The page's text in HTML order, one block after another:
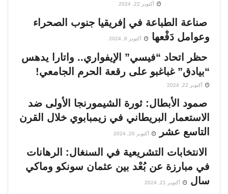
أكتوبر 22, 2024
صناعة الطباعة في إفريقيا جنوب الصحراء
وعوامل دَفْعها
أكتوبر 6, 2024
حظر اتحاد “فيسي” الإيفواري.. واتارا يدهس
“بيادق” غباغبو على رقعة الحرم الجامعي!
أكتوبر 22, 2024
صمود الأبطال: ثورة الشيمورنجا الأولى ضد
الاستعمار البريطاني في زيمبابوي خلال القرن
التاسع عشر
أكتوبر 20, 2024
الانتخابات التشريعية في السنغال: الرهانات
في مبارزة عن بُعْد بين عثمان سونكو وماكي
سال
أكتوبر 21, 2024